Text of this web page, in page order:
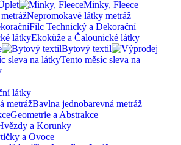
Minky, Fleece
Nepromokavé látky metráž
Filc Technický a Dekorační
Ekokůže a Čalounické látky
Bytový textil
Tento měsíc sleva na
látky
Bavlna jednobarevná metráž
Geometrie a Abstrakce
a Korunky
a Ovoce